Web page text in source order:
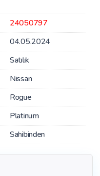
24050797
04.05.2024
Satılık
Nissan
Rogue
Platinum
Sahibinden